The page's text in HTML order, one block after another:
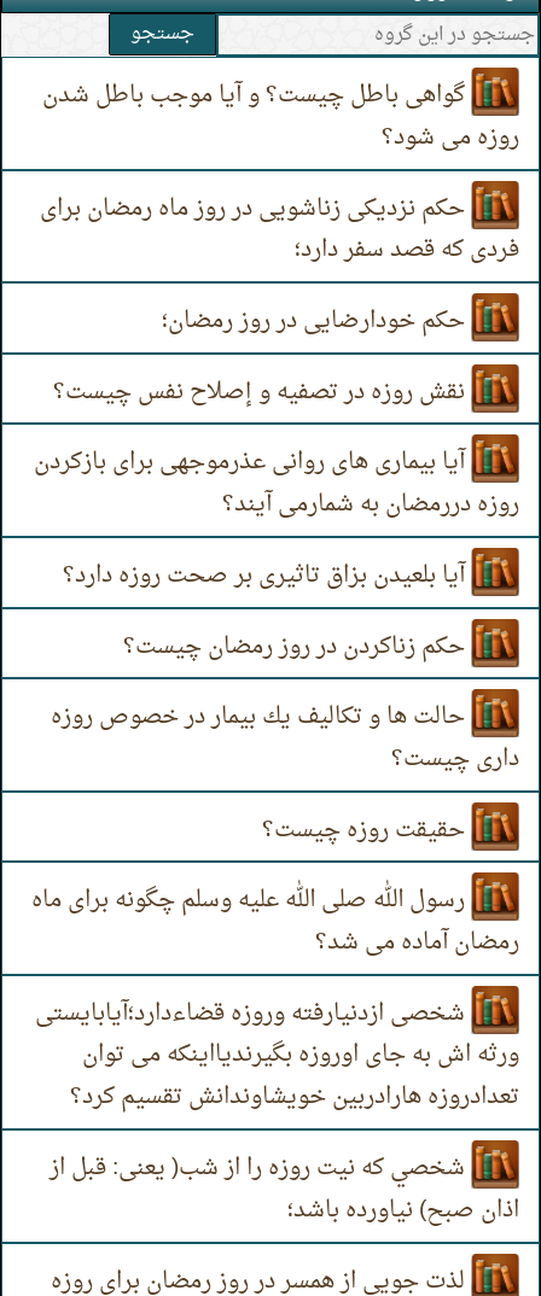
جستجو
گواهی باطل چیست؟ و آیا موجب باطل شدن
روزه می شود؟
حكم نزدیکی زناشویی در روز ماه رمضان برای
فردی که قصد سفر دارد؛
حکم خودارضایی در روز رمضان؛
نقش روزه در تصفیه و إصلاح نفس چیست؟
آیا بیماری های روانی عذرموجهی برای بازکردن
روزه دررمضان به شمارمی آیند؟
آیا بلعیدن بزاق تاثیری بر صحت روزه دارد؟
حکم زناکردن در روز رمضان چیست؟
حالت ها و تکالیف يك بیمار در خصوص روزه
داری چیست؟
حقیقت روزه چیست؟
رسول الله صلى الله عليه وسلم چگونه برای ماه
رمضان آماده می شد؟
شخصی ازدنیارفته وروزه قضاءدارد؛آیابایستی
ورثه اش به جای اوروزه بگیرندیااینکه می توان
تعدادروزه هارادربین خویشاوندانش تقسیم کرد؟
شخصي که نیت روزه را از شب( یعنی: قبل از
اذان صبح) نیاورده باشد؛
لذت جویی از همسر در روز رمضان برای روزه